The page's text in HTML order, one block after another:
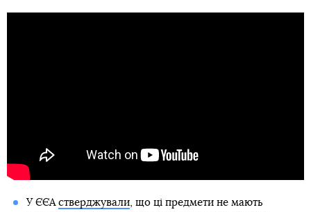
У ЄЄА стверджували, що ці предмети не мають